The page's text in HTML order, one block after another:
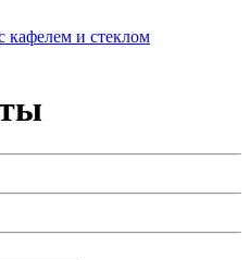
кафелем и стеклом